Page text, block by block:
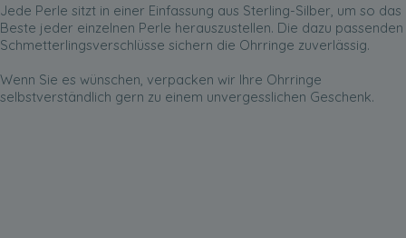
Jede Perle sitzt in einer Einfassung aus Sterling-Silber, um so das
Beste jeder einzelnen Perle herauszustellen. Die dazu passenden
Schmetterlingsverschlüsse sichern die Ohrringe zuverlässig.
Wenn Sie es wünschen, verpacken wir Ihre Ohrringe
selbstverständlich gern zu einem unvergesslichen Geschenk.